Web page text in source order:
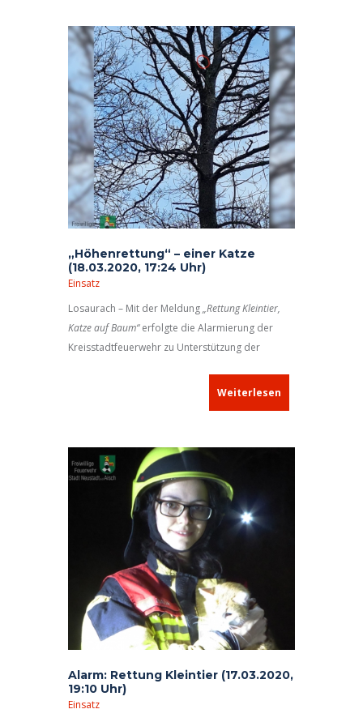
„Höhenrettung“ – einer Katze
(18.03.2020, 17:24 Uhr)
Einsatz
Losaurach – Mit der Meldung„Rettung Kleintier,
Katze auf Baum“erfolgte die Alarmierung der
Kreisstadtfeuerwehr zu Unterstützung der
Weiterlesen
Alarm: Rettung Kleintier (17.03.2020,
19:10 Uhr)
Einsatz